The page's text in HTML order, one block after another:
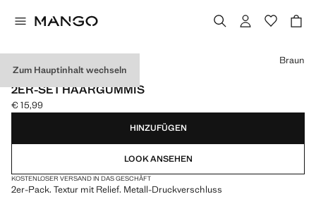
Zum Hauptinhalt wechseln
NEW NOW
2ER-SET HAARGUMMIS
Aktueller Preis [€ 15,99 ]
€ 15,99
Wählen Sie eine Farbe
Braun
HINZUFÜGEN
LOOK ANSEHEN
KOSTENLOSER VERSAND IN DAS GESCHÄFT
2er-Pack. Textur mit Relief. Metall-Druckverschluss